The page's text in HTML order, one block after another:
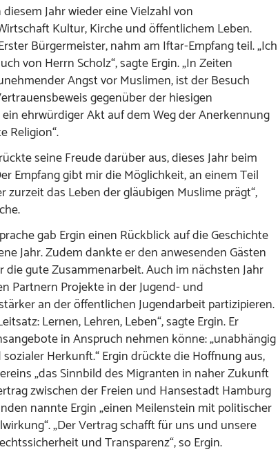
Jahr wieder eine Vielzahl von
Kultur, Kirche und öffentlichem Leben.
Bürgermeister, nahm am Iftar-Empfang teil. „Ich
von Herrn Scholz“, sagte Ergin. „In Zeiten
Angst vor Muslimen, ist der Besuch
gegenüber der hiesigen
ehrwürdiger Akt auf dem Weg der Anerkennung
Religion“.
seine Freude darüber aus, dieses Jahr beim
Empfang gibt mir die Möglichkeit, an einem Teil
zurzeit das Leben der gläubigen Muslime prägt“,
gab Ergin einen Rückblick auf die Geschichte
Jahr. Zudem dankte er den anwesenden Gästen
gute Zusammenarbeit. Auch im nächsten Jahr
Partnern Projekte in der Jugend- und
an der öffentlichen Jugendarbeit partizipieren.
Lernen, Lehren, Leben“, sagte Ergin. Er
in Anspruch nehmen könne: „unabhängig
Herkunft.“ Ergin drückte die Hoffnung aus,
„das Sinnbild des Migranten in naher Zukunft
zwischen der Freien und Hansestadt Hamburg
nannte Ergin „einen Meilenstein mit politischer
„Der Vertrag schafft für uns und unsere
und Transparenz“, so Ergin.